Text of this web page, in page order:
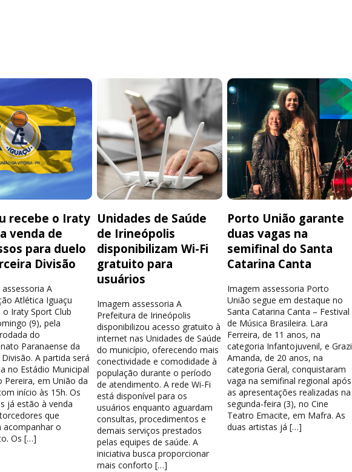
recebe o Iraty
venda de
para duelo
Divisão
A
Atlética Iguaçu
Iraty Sport Club
(9), pela
do
Paranaense da
A partida será
no Estádio Municipal
Pereira, em União da
início às 15h. Os
já estão à venda
que
acompanhar o
Os […]
Unidades de Saúde
de Irineópolis
disponibilizam Wi-Fi
gratuito para
usuários
Imagem assessoria A
Prefeitura de Irineópolis
disponibilizou acesso gratuito à
internet nas Unidades de Saúde
do município, oferecendo mais
conectividade e comodidade à
população durante o período
de atendimento. A rede Wi-Fi
está disponível para os
usuários enquanto aguardam
consultas, procedimentos e
demais serviços prestados
pelas equipes de saúde. A
iniciativa busca proporcionar
mais conforto […]
Porto União garante
duas vagas na
semifinal do Santa
Catarina Canta
Imagem assessoria Porto
União segue em destaque no
Santa Catarina Canta – Festival
de Música Brasileira. Lara
Ferreira, de 11 anos, na
categoria Infantojuvenil, e Grazi
Amanda, de 20 anos, na
categoria Geral, conquistaram
vaga na semifinal regional após
as apresentações realizadas na
segunda-feira (3), no Cine
Teatro Emacite, em Mafra. As
duas artistas já […]